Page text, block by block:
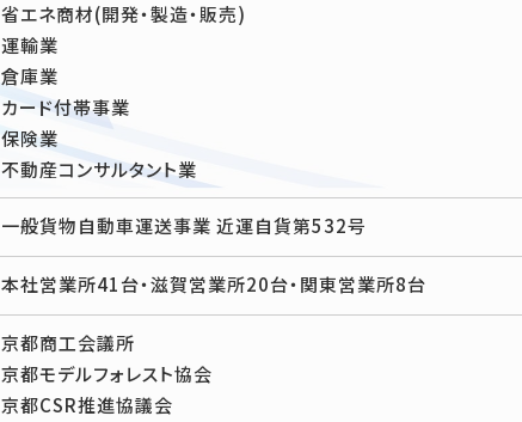
省エネ商材(開発・製造・販売)
運輸業
倉庫業
カード付帯事業
保険業
不動産コンサルタント業
一般貨物自動車運送事業 近運自貨第532号
本社営業所41台・滋賀営業所20台・関東営業所8台
京都商工会議所
京都モデルフォレスト協会
京都CSR推進協議会